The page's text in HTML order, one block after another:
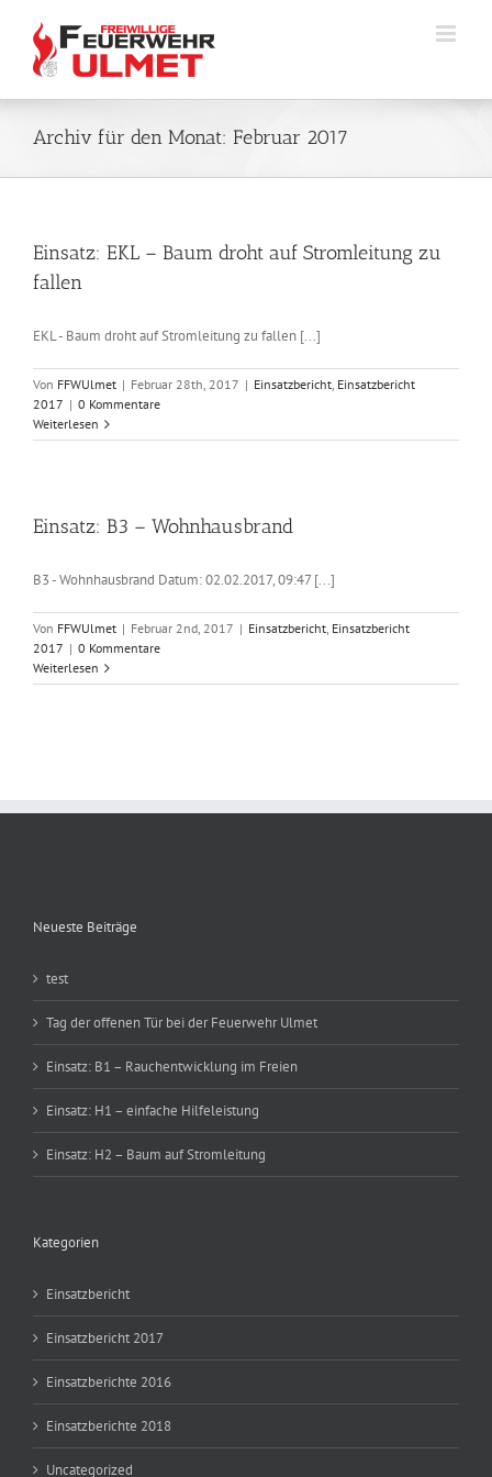
springen
Archiv für den Monat: Februar 2017
Einsatz: EKL – Baum droht auf Stromleitung zu
fallen
EKL - Baum droht auf Stromleitung zu fallen [...]
Von FFWUlmet | Februar 28th, 2017 | Einsatzbericht, Einsatzbericht
2017 | 0 Kommentare
Weiterlesen
Einsatz: B3 – Wohnhausbrand
B3 - Wohnhausbrand Datum: 02.02.2017, 09:47 [...]
Von FFWUlmet | Februar 2nd, 2017 | Einsatzbericht, Einsatzbericht
2017 | 0 Kommentare
Weiterlesen
Neueste Beiträge
test
Tag der offenen Tür bei der Feuerwehr Ulmet
Einsatz: B1 – Rauchentwicklung im Freien
Einsatz: H1 – einfache Hilfeleistung
Einsatz: H2 – Baum auf Stromleitung
Kategorien
Einsatzbericht
Einsatzbericht 2017
Einsatzberichte 2016
Einsatzberichte 2018
Uncategorized